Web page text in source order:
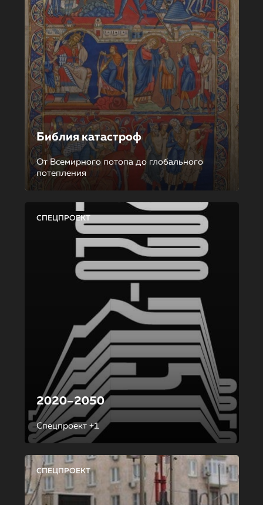
Библия катастроф
От Всемирного потопа до глобального
потепления
СПЕЦПРОЕКТ
2020–2050
Спецпроект +1
СПЕЦПРОЕКТ